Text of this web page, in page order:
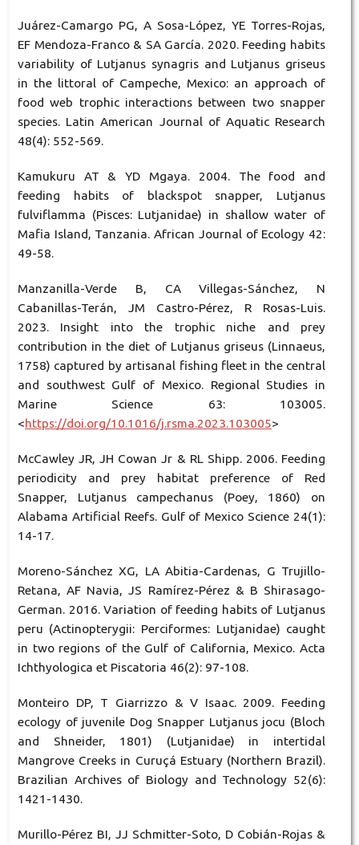
Juárez-Camargo PG, A Sosa-López, YE Torres-Rojas,
EF Mendoza-Franco & SA García. 2020. Feeding habits
variability of Lutjanus synagris and Lutjanus griseus
in the littoral of Campeche, Mexico: an approach of
food web trophic interactions between two snapper
species. Latin American Journal of Aquatic Research
48(4): 552-569.
Kamukuru AT & YD Mgaya. 2004. The food and
feeding habits of blackspot snapper, Lutjanus
fulviflamma (Pisces: Lutjanidae) in shallow water of
Mafia Island, Tanzania. African Journal of Ecology 42:
49-58.
Manzanilla-Verde B, CA Villegas-Sánchez, N
Cabanillas-Terán, JM Castro-Pérez, R Rosas-Luis.
2023. Insight into the trophic niche and prey
contribution in the diet of Lutjanus griseus (Linnaeus,
1758) captured by artisanal fishing fleet in the central
and southwest Gulf of Mexico. Regional Studies in
Marine Science 63: 103005.
<https://doi.org/10.1016/j.rsma.2023.103005>
McCawley JR, JH Cowan Jr & RL Shipp. 2006. Feeding
periodicity and prey habitat preference of Red
Snapper, Lutjanus campechanus (Poey, 1860) on
Alabama Artificial Reefs. Gulf of Mexico Science 24(1):
14-17.
Moreno-Sánchez XG, LA Abitia-Cardenas, G Trujillo-
Retana, AF Navia, JS Ramírez-Pérez & B Shirasago-
German. 2016. Variation of feeding habits of Lutjanus
peru (Actinopterygii: Perciformes: Lutjanidae) caught
in two regions of the Gulf of California, Mexico. Acta
Ichthyologica et Piscatoria 46(2): 97-108.
Monteiro DP, T Giarrizzo & V Isaac. 2009. Feeding
ecology of juvenile Dog Snapper Lutjanus jocu (Bloch
and Shneider, 1801) (Lutjanidae) in intertidal
Mangrove Creeks in Curuçá Estuary (Northern Brazil).
Brazilian Archives of Biology and Technology 52(6):
1421-1430.
Murillo-Pérez BI, JJ Schmitter-Soto, D Cobián-Rojas &